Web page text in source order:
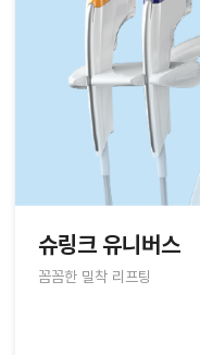
슈링크 유니버스
꼼꼼한 밀착 리프팅